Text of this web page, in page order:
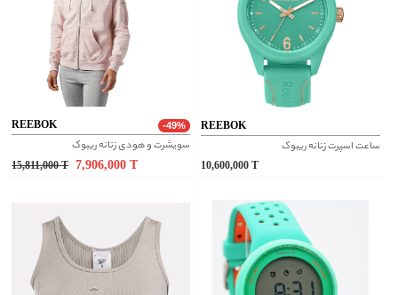
REEBOK -49%
سویشرت و هودی زنانه ریبوک
15,811,000 T 7,906,000
REEBOK
ساعت اسپرت زنانه ریبوک
10,600,000